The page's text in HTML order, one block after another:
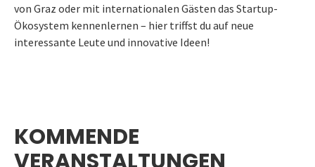
von Graz oder mit internationalen Gästen das Startup-
Ökosystem kennenlernen – hier triffst du auf neue
interessante Leute und innovative Ideen!
KOMMENDE